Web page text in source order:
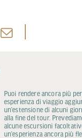
Puoi rendere ancora più
esperienza di viaggio
un’estensione di alcuni
alla fine del tour.
alcune escursioni
un’esperienza ancora più